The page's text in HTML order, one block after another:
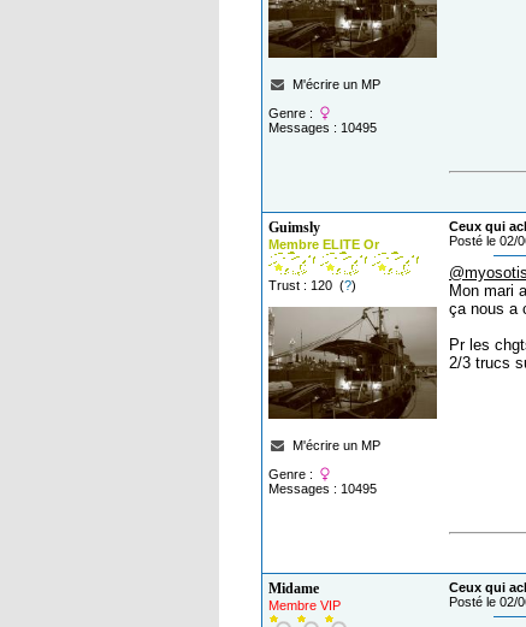
M'écrire un MP
Genre :
Messages : 10495
Guimsly
Membre ELITE Or
Trust : 120 (?)
M'écrire un MP
Genre :
Messages : 10495
Ceux qui
Posté le 02/
Mon mari
ça nous a
Pr les
2/3 trucs
Midame
Membre VIP
Ceux qui
Posté le 02/